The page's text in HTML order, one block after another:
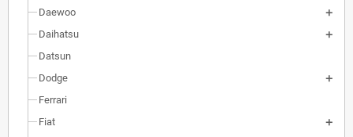
Daewoo
Daihatsu
Datsun
Dodge
Ferrari
Fiat